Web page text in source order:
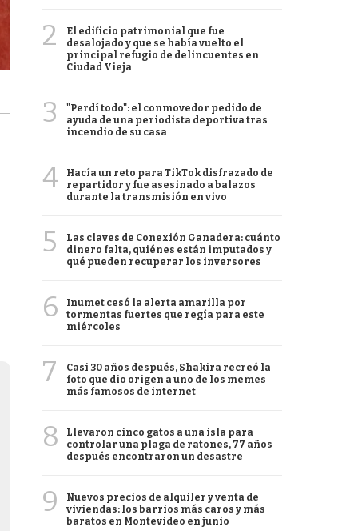
2
El edificio patrimonial que fue
desalojado y que se había vuelto el
principal refugio de delincuentes en
Ciudad Vieja
3
"Perdí todo": el conmovedor pedido de
ayuda de una periodista deportiva tras
incendio de su casa
4
Hacía un reto para TikTok disfrazado de
repartidor y fue asesinado a balazos
durante la transmisión en vivo
5
Las claves de Conexión Ganadera: cuánto
dinero falta, quiénes están imputados y
qué pueden recuperar los inversores
6
Inumet cesó la alerta amarilla por
tormentas fuertes que regía para este
miércoles
7
Casi 30 años después, Shakira recreó la
foto que dio origen a uno de los memes
más famosos de internet
8
Llevaron cinco gatos a una isla para
controlar una plaga de ratones, 77 años
después encontraron un desastre
9
Nuevos precios de alquiler y venta de
viviendas: los barrios más caros y más
baratos en Montevideo en junio